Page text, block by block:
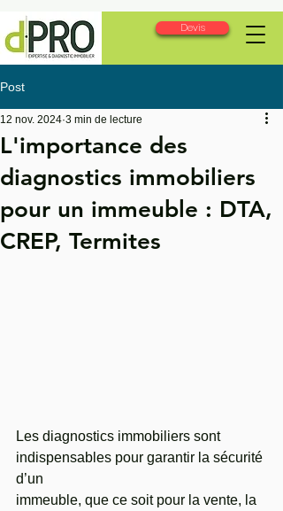
Devis
Post
L'importance des
diagnostics immobiliers
pour un immeuble : DTA,
CREP, Termites
12 nov. 2024 3 min de lecture
Les diagnostics immobiliers sont
indispensables pour garantir la sécurité
d’un
immeuble, que ce soit pour la vente, la